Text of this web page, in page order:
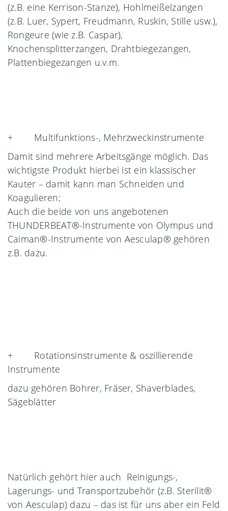
(z.B. eine Kerrison-Stanze), Hohlmeißelzangen
(z.B. Luer, Sypert, Freudmann, Ruskin, Stille usw.),
Rongeure (wie z.B. Caspar),
Knochensplitterzangen, Drahtbiegezangen,
Plattenbiegezangen u.v.m.
+ Multifunktions-, Mehrzweckinstrumente
Damit sind mehrere Arbeitsgänge möglich. Das
wichtigste Produkt hierbei ist ein klassischer
Kauter – damit kann man Schneiden und
Koagulieren;
Auch die beide von uns angebotenen
THUNDERBEAT®-Instrumente von Olympus und
Caiman®-Instrumente von Aesculap® gehören
z.B. dazu.
+ Rotationsinstrumente & oszillierende
Instrumente
dazu gehören Bohrer, Fräser, Shaverblades,
Sägeblätter
Natürlich gehört hier auch Reinigungs-,
Lagerungs- und Transportzubehör (z.B. Sterilit®
von Aesculap) dazu – das ist für uns aber ein Feld